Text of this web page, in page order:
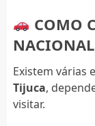
COMO
Existem várias
Tijuca,
visitar.